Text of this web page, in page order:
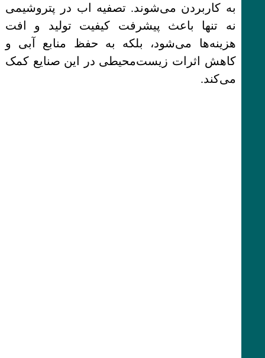
به کاربردن می‌شوند. تصفیه اب در پتروشیمی
نه تنها باعث پیشرفت کیفیت تولید و افت
هزینه‌ها می‌شود، بلکه به حفظ منابع آبی و
کاهش اثرات زیست‌محیطی در این صنایع کمک
می‌کند.